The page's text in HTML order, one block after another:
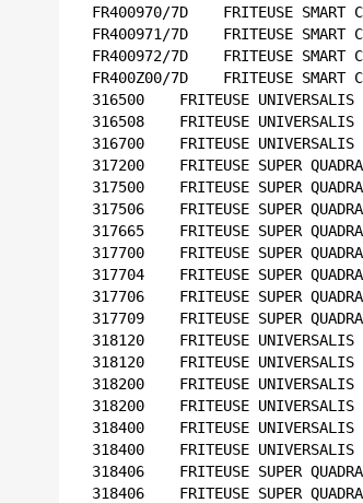
FR400970/7D    FRITEUSE
FR400971/7D    FRITEUSE
FR400972/7D    FRITEUSE
FR400Z00/7D    FRITEUSE SMART
316500    FRITEUSE
316508    FRITEUSE
316700    FRITEUSE
317200    FRITEUSE SUPER
317500    FRITEUSE SUPER
317506    FRITEUSE SUPER
317665    FRITEUSE SUPER
317700    FRITEUSE SUPER
317704    FRITEUSE SUPER
317706    FRITEUSE SUPER
317709    FRITEUSE SUPER
318120    FRITEUSE
318120    FRITEUSE
318200    FRITEUSE
318200    FRITEUSE
318400    FRITEUSE
318400    FRITEUSE
318406    FRITEUSE SUPER
318406    FRITEUSE SUPER